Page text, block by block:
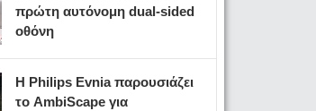
πρώτη αυτόνομη dual-sided
οθόνη
Η Philips Evnia παρουσιάζει
το AmbiScape για